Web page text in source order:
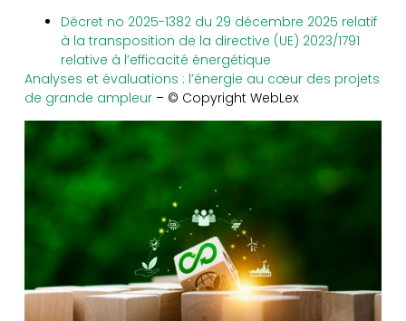
Décret no 2025-1382 du 29 décembre 2025 relatif
à la transposition de la directive (UE) 2023/1791
relative à l’efficacité énergétique
Analyses et évaluations : l’énergie au cœur des projets
de grande ampleur– © Copyright WebLex